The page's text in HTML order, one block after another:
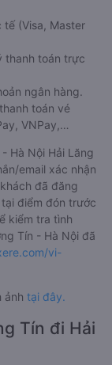
(Visa, Master
thanh toán trực
ngân hàng.
toán vé
VNPay,…
Hà Nội Hải Lăng
email xác nhận
đã đăng
điểm đón trước
kiểm tra tình
Tín - Hà Nội đã
vi-
ảnh tại đây.
Tín đi Hải